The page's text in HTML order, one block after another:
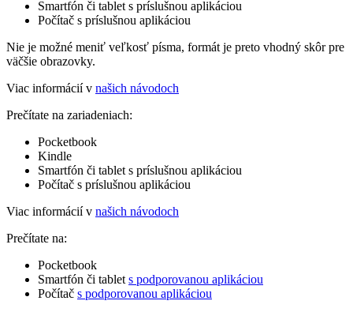
Smartfón či tablet s príslušnou aplikáciou
Počítač s príslušnou aplikáciou
Nie je možné meniť veľkosť písma, formát je preto vhodný skôr pre
väčšie obrazovky.
Viac informácií v našich návodoch
Prečítate na zariadeniach:
Pocketbook
Kindle
Smartfón či tablet s príslušnou aplikáciou
Počítač s príslušnou aplikáciou
Viac informácií v našich návodoch
Prečítate na:
Pocketbook
Smartfón či tablet s podporovanou aplikáciou
Počítač s podporovanou aplikáciou